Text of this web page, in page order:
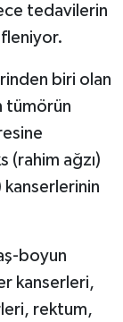
tedavilerin
biri olan
tümörün
(rahim ağzı)
boyun
kanserleri,
rektum,